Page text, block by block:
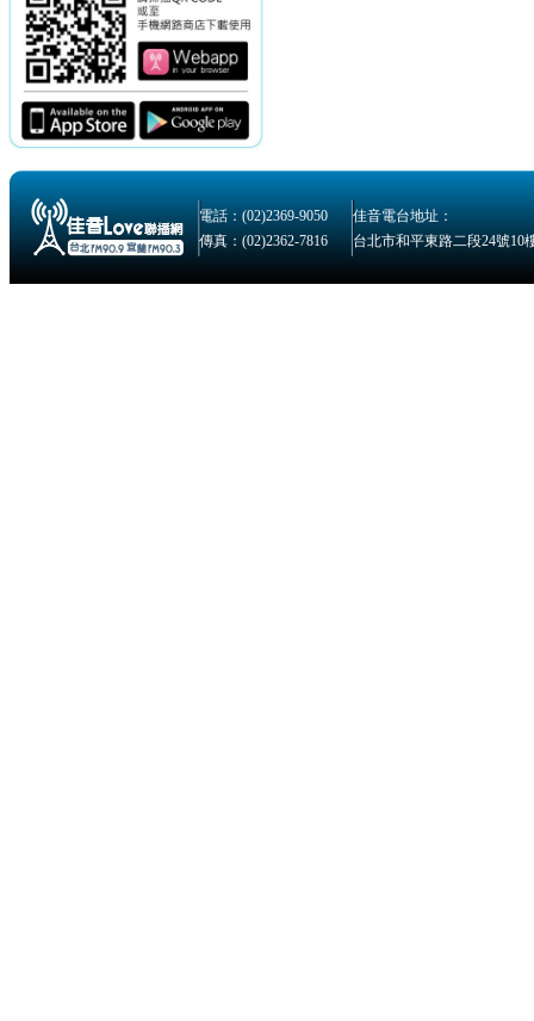
電話：(02)2369-9050
佳音電台地址：
傳真：(02)2362-7816
台北市和平東路二段24號10